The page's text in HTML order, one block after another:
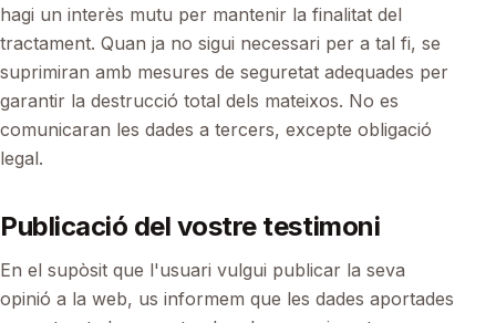
hagi un interès mutu per mantenir la finalitat del
tractament. Quan ja no sigui necessari per a tal fi, se
suprimiran amb mesures de seguretat adequades per
garantir la destrucció total dels mateixos. No es
comunicaran les dades a tercers, excepte obligació
legal.
Publicació del vostre testimoni
En el supòsit que l'usuari vulgui publicar la seva
opinió a la web, us informem que les dades aportades